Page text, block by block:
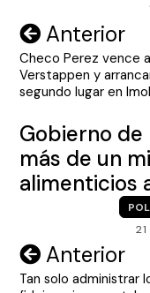
Navegación
de
entradas
Anterior
Checo Perez vence a
Verstappen y
segundo lugar en
Gobierno de
más de un
alimenticios
Navegación
de
Anterior
Tan solo administrar